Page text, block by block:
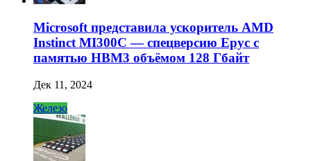
Microsoft представила ускоритель AMD
Instinct MI300C — спецверсию Epyc с
памятью HBM3 объёмом 128 Гбайт
Дек 11, 2024
Железо